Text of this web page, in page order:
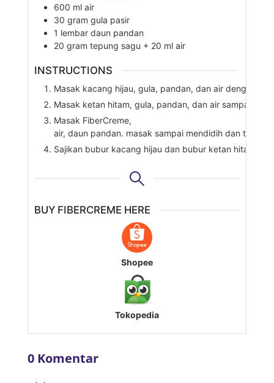
600 ml air
30 gram gula pasir
1 lembar daun pandan
20 gram tepung sagu + 20 ml air
INSTRUCTIONS
Masak kacang hijau, gula, pandan, dan air dengan
Masak ketan hitam, gula, pandan, dan air sampai
Masak FiberCreme,
air, daun pandan. masak sampai mendidih dan
Sajikan bubur kacang hijau dan bubur ketan hitam
BUY FIBERCREME HERE
Shopee
Tokopedia
0 Komentar